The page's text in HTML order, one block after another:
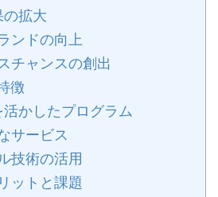
の拡大
ンドの向上
チャンスの創出
徴
活かしたプログラム
サービス
技術の活用
ットと課題